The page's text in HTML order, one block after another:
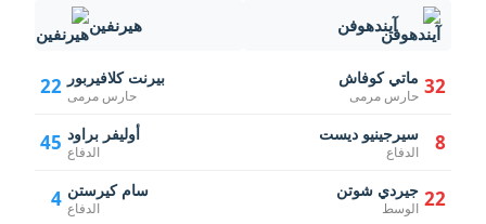
هيرنفين
22 بيرنت كلافيربور
حارس مرمى
45 أوليفر براود
الدفاع
4 سام كيرستن
الدفاع
آيندهوفن
32 ماتي كوفاش
حارس مرمى
8 سيرجينيو ديست
الدفاع
22 جيردي شوتن
الوسط